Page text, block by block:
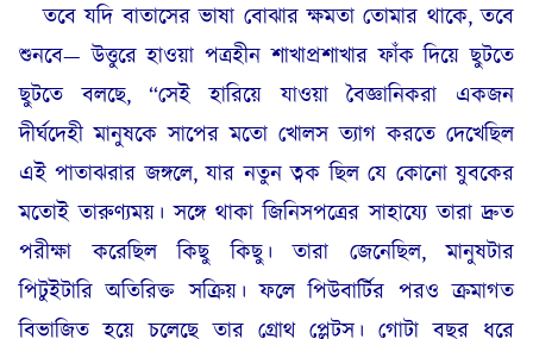
তবে যদি বাতাসের ভাষা বোঝার ক্ষমতা তোমার থাকে, তবে
শুনবে— উত্তুরে হাওয়া পত্রহীন শাখাপ্রশাখার ফাঁক দিয়ে ছুটতে
ছুটতে বলছে, “সেই হারিয়ে যাওয়া বৈজ্ঞানিকরা একজন
দীর্ঘদেহী মানুষকে সাপের মতো খোলস ত্যাগ করতে দেখেছিল
এই পাতাঝরার জঙ্গলে, যার নতুন ত্বক ছিল যে কোনো যুবকের
মতোই তারুণ্যময়। সঙ্গে থাকা জিনিসপত্রের সাহায্যে তারা দ্রুত
পরীক্ষা করেছিল কিছু কিছু। তারা জেনেছিল, মানুষটার
পিটুইটারি অতিরিক্ত সক্রিয়। ফলে পিউবার্টির পরও ক্রমাগত
বিভাজিত হয়ে চলেছে তার গ্রোথ প্লেটস। গোটা বছর ধরে